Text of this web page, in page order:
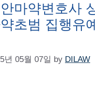
마약변호사
초범 집행유
년 05월 07일 by DILAW